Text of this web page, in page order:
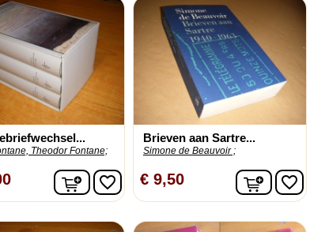
Theodor Fontane;
In winkelwagen
favorite_border
Brieven aan Sartre...
Simone de Beauvoir ;
€ 9,50 Infavorite_border